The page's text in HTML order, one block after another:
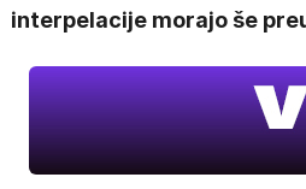
interpelacije morajo še